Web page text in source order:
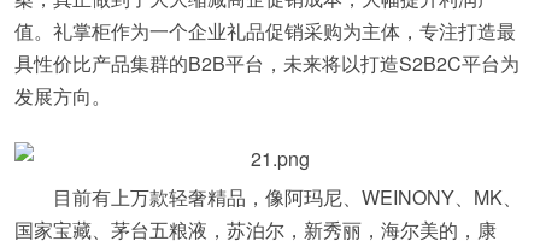
值。礼掌柜作为一个企业礼品促销采购为主体，专注打造最
具性价比产品集群的B2B平台，未来将以打造S2B2C平台为
发展方向。
目前有上万款轻奢精品，像阿玛尼、WEINONY、MK、
国家宝藏、茅台五粮液，苏泊尔，新秀丽，海尔美的，康